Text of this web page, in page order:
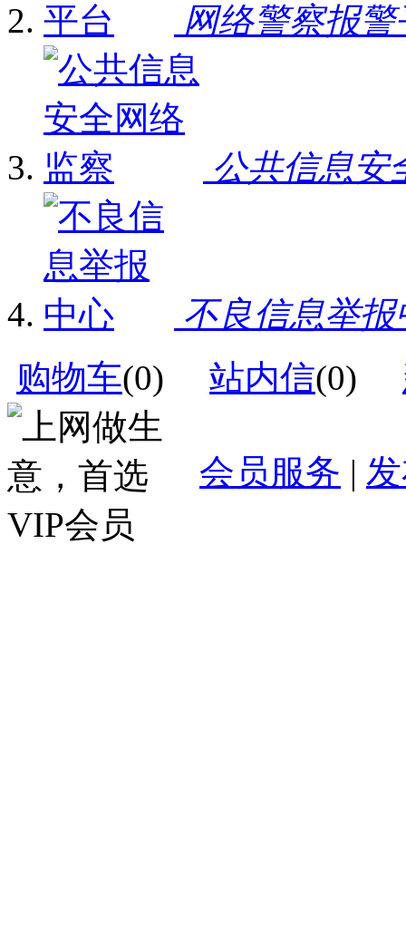
网络警察报警
公共信息安
不良信息举报
购物车(0) 站内信(0)
会员服务 |